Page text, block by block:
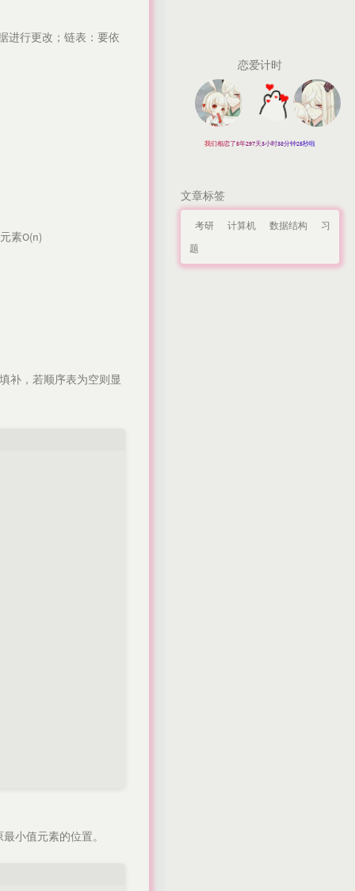
进行更改；链表：要依
素O(n)
补，若顺序表为空则显
小值元素的位置。
恋爱计时
我们相恋了5年297天3小时38分钟27秒啦
文章标签
考研 计算机 数据结构
习
题